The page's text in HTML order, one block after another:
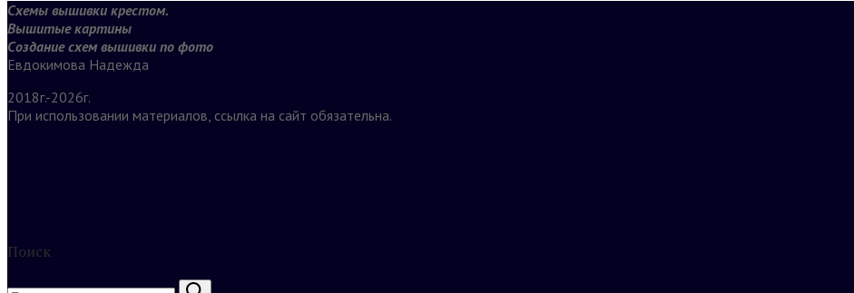
Схемы вышивки крестом.
Вышитые картины
Создание схем вышивки по фото
Евдокимова Надежда
2018г.-2026г.
При использовании материалов, ссылка на сайт обязательна.
Поиск
Найти: